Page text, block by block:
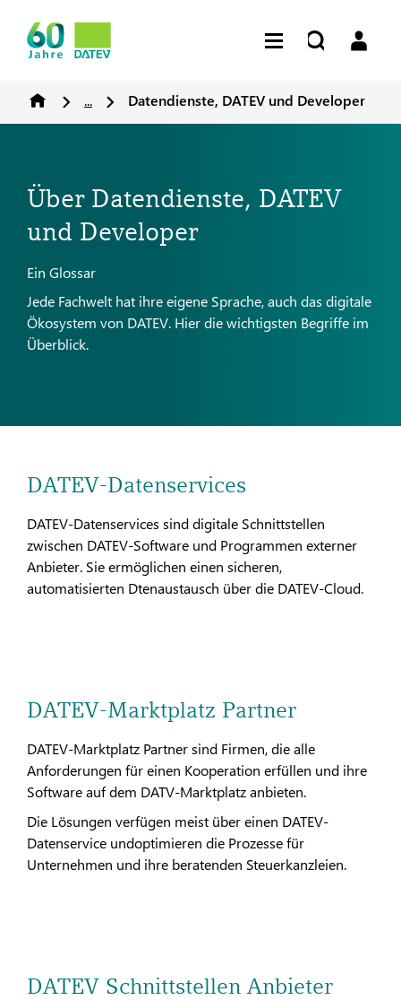
... Datendienste, DATEV und Developer
Über Datendienste, DATEV
und Developer
Ein Glossar
Jede Fachwelt hat ihre eigene Sprache, auch das digitale
Ökosystem von DATEV. Hier die wichtigsten Begriffe im
Überblick.
DATEV-Datenservices
DATEV-Datenservices sind digitale Schnittstellen
zwischen DATEV-Software und Programmen externer
Anbieter. Sie ermöglichen einen sicheren,
automatisierten Dtenaustausch über die DATEV-Cloud.
DATEV-Marktplatz Partner
DATEV-Marktplatz Partner sind Firmen, die alle
Anforderungen für einen Kooperation erfüllen und ihre
Software auf dem DATV-Marktplatz anbieten.
Die Lösungen verfügen meist über einen DATEV-
Datenservice undoptimieren die Prozesse für
Unternehmen und ihre beratenden Steuerkanzleien.
DATEV Schnittstellen Anbieter